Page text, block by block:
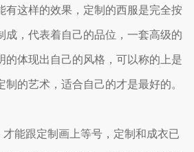
有这样的效果，定制的西服是完全按
成，代表着自己的品位，一套高级的
的体现出自己的风格，可以称的上是
的艺术，适合自己的才是最好的。
能跟定制画上等号，定制和成衣已